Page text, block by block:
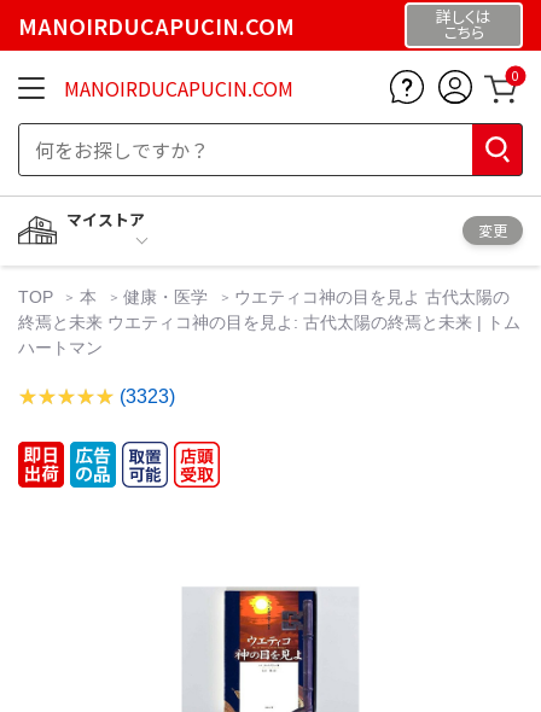
MANOIRDUCAPUCIN.COM 詳しくは
こちら
MANOIRDUCAPUCIN.COM 0
マイストア
変更
TOP 本 健康・医学
ウエティコ神の目を見よ 古代太陽の
終焉と未来 ウエティコ神の目を見よ: 古代太陽の終焉と未来 | トム
ハートマン
(3323)